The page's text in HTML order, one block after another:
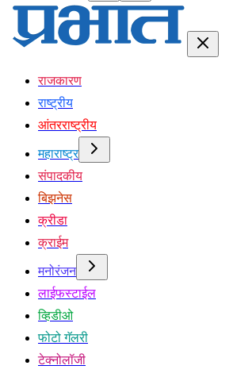
राजकारण
राष्ट्रीय
आंतरराष्ट्रीय
महाराष्ट्र
संपादकीय
बिझनेस
क्रीडा
क्राईम
मनोरंजन
लाईफस्टाईल
व्हिडीओ
फोटो गॅलरी
टेक्नोलॉजी